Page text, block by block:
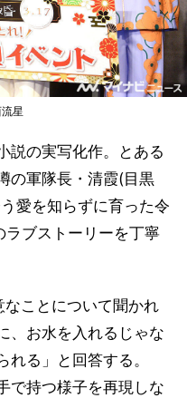
星
説の実写化作。とある
の軍隊長・清霞(目黒
愛を知らずに育った令
ブストーリーを丁寧
ことについて聞かれ
、お水を入れるじゃな
る」と回答する。
で持つ様子を再現しな